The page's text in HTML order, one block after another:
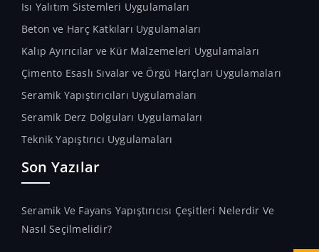
Isı Yalıtım Sistemleri Uygulamaları
Beton ve Harç Katkıları Uygulamaları
Kalıp Ayırıcılar ve Kür Malzemeleri Uygulamaları
Çimento Esaslı Sıvalar ve Örgü Harçları Uygulamaları
Seramik Yapıştırıcıları Uygulamaları
Seramik Derz Dolguları Uygulamaları
Teknik Yapıştırıcı Uygulamaları
Son Yazılar
Seramik Ve Fayans Yapıştırıcısı Çeşitleri Nelerdir Ve
Nasıl Seçilmelidir?